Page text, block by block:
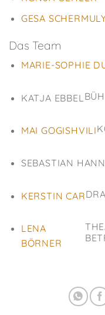
GESA
Das Team
MARIE-SOPHIE
KATJA EBBEL
MAI GOGISHVILI
SEBASTIAN
KERSTIN CAR
LENA
BÖRNER